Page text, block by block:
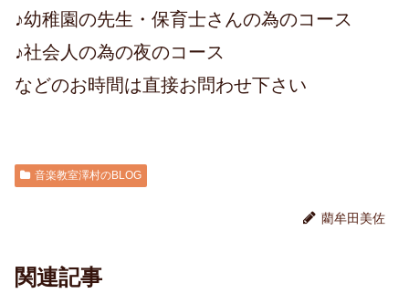
♪幼稚園の先生・保育士さんの為のコース
♪社会人の為の夜のコース
などのお時間は直接お問わせ下さい
音楽教室澤村のBLOG
藺牟田美佐
関連記事